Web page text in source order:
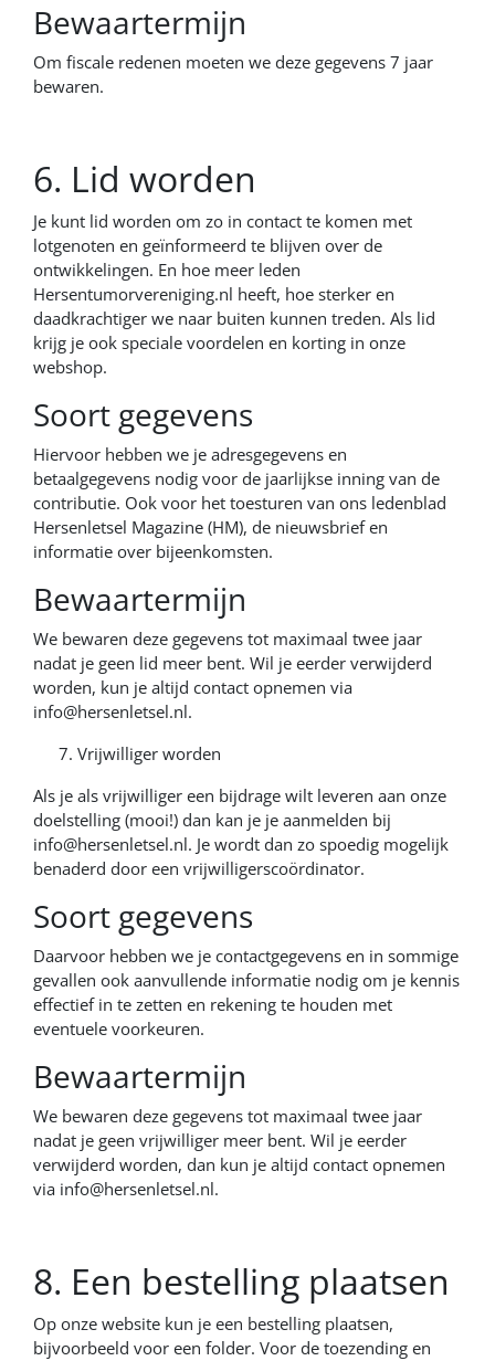
Bewaartermijn
Om fiscale redenen moeten we deze gegevens 7 jaar
bewaren.
6. Lid worden
Je kunt lid worden om zo in contact te komen met
lotgenoten en geïnformeerd te blijven over de
ontwikkelingen. En hoe meer leden
Hersentumorvereniging.nl heeft, hoe sterker en
daadkrachtiger we naar buiten kunnen treden. Als lid
krijg je ook speciale voordelen en korting in onze
webshop.
Soort gegevens
Hiervoor hebben we je adresgegevens en
betaalgegevens nodig voor de jaarlijkse inning van de
contributie. Ook voor het toesturen van ons ledenblad
Hersenletsel Magazine (HM), de nieuwsbrief en
informatie over bijeenkomsten.
Bewaartermijn
We bewaren deze gegevens tot maximaal twee jaar
nadat je geen lid meer bent. Wil je eerder verwijderd
worden, kun je altijd contact opnemen via
info@hersenletsel.nl.
Vrijwilliger worden
Als je als vrijwilliger een bijdrage wilt leveren aan onze
doelstelling (mooi!) dan kan je je aanmelden bij
info@hersenletsel.nl. Je wordt dan zo spoedig mogelijk
benaderd door een vrijwilligerscoördinator.
Soort gegevens
Daarvoor hebben we je contactgegevens en in sommige
gevallen ook aanvullende informatie nodig om je kennis
effectief in te zetten en rekening te houden met
eventuele voorkeuren.
Bewaartermijn
We bewaren deze gegevens tot maximaal twee jaar
nadat je geen vrijwilliger meer bent. Wil je eerder
verwijderd worden, dan kun je altijd contact opnemen
via info@hersenletsel.nl.
8. Een bestelling plaatsen
Op onze website kun je een bestelling plaatsen,
bijvoorbeeld voor een folder. Voor de toezending en